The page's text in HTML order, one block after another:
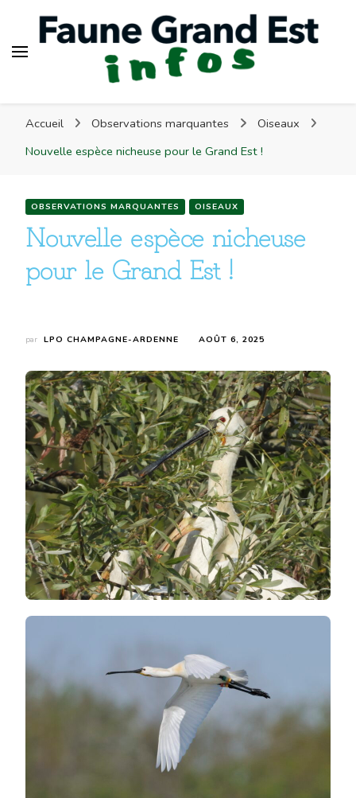
Accueil Observations marquantes
Oiseaux
Nouvelle espèce nicheuse pour le Grand Est !
OBSERVATIONS MARQUANTES OISEAUX
Nouvelle espèce nicheuse
pour le Grand Est !
par LPO CHAMPAGNE-ARDENNE AOÛT 6, 2025